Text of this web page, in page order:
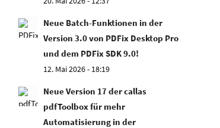
Neue Batch-Funktionen in der
Version 3.0 von PDFix Desktop Pro
und dem PDFix SDK 9.0!
12. Mai 2026 - 18:19
Neue Version 17 der callas
pdfToolbox für mehr
Automatisierung in der